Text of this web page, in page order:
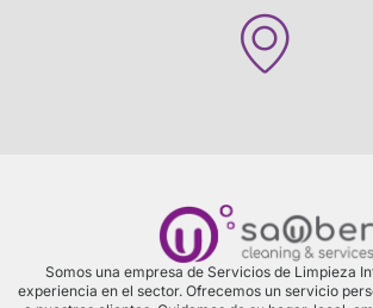
Somos una empresa de Servicios de Limpieza
experiencia en el sector. Ofrecemos un servicio